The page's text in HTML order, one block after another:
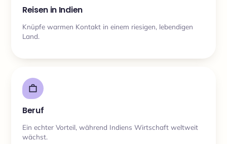
Reisen in Indien
Knüpfe warmen Kontakt in einem riesigen, lebendigen
Land.
Beruf
Ein echter Vorteil, während Indiens Wirtschaft weltweit
wächst.